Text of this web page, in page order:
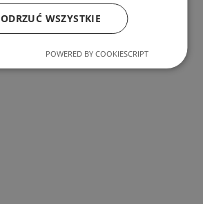
ODRZUĆ WSZYSTKIE
POWERED BY COOKIESCRIPT